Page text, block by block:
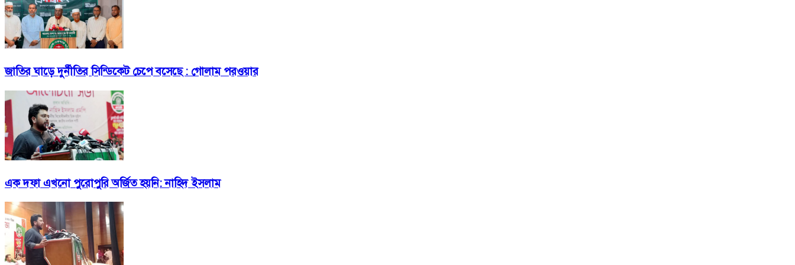
জাতির ঘাড়ে দুর্নীতির সিন্ডিকেট চেপে বসেছে : গোলাম পরওয়ার
এক দফা এখনো পুরোপুরি অর্জিত হয়নি: নাহিদ ইসলাম